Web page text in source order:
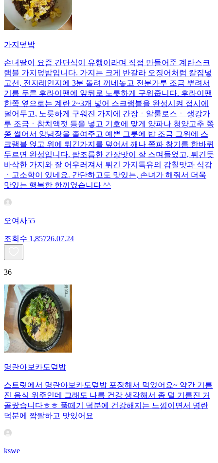
가지덮밥
손녀딸이 요즘 간단식이 유행이라며 직접 만들어준 계란스크
램블 가지덮밥입니다. 가지는 크게 반갈라 오징어처럼 칼집넣
고선, 전자레인지에 3분 돌려 꺼네놓고 전분가루 조금 뿌려서
기름 두른 후라이팬에 앞뒤로 노릇하게 구워줍니다. 후라이팬
한쪽 옆으로는 계란 2~3개 넣어 스크램블을 완성시켜 접시에
덜어두고, 노릇하게 구워진 가지에 간장ㆍ알룰로스ㆍ 생강가
루 조금ㆍ참치액젓 등을 넣고 기호에 맞게 양파나 청양고추 쫑
쫑 썰어서 양념장을 졸여주고 예쁜 그릇에 밥 조금 그위에 스
크램블 얹고 위에 튀긴가지를 덮어서 깨나 쪽파 참기름 한바퀴
두르면 완성입니다. 짭조름한 간장맛이 잘 스며들었고, 튀긴듯
바삭한 가지와 잘 어우러져서 튀긴 가지특유의 감칠맛과 식감
ㆍ고소함이 있네요. 간단하고도 맛있는, 손녀가 해줘서 더욱
맛있는 행복한 한끼였습니다 ^^
오여사55
조회수 1,85726.07.24
36
명란아보카도덮밥
스트릿에서 명란아보카도덮밥 포장해서 먹었어요~ 약간 기름
진 음식 위주인데 그래도 나름 건강 생각해서 좀 덜 기름진 거
골랐습니다ㅎㅎ 풀떼기 덕분에 건강해지는 느낌이면서 명란
덕분에 짭짤하고 맛있어요
kswe